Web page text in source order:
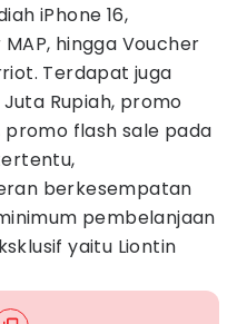
iPhone 16,
hingga Voucher
Terdapat juga
Rupiah, promo
promo flash sale pada
berkesempatan
pembelanjaan
yaitu Liontin